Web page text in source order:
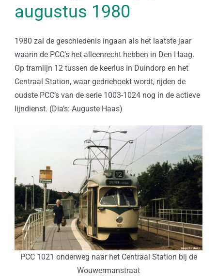
augustus 1980
1980 zal de geschiedenis ingaan als het laatste jaar
waarin de PCC’s het alleenrecht hebben in Den Haag.
Op tramlijn 12 tussen de keerlus in Duindorp en het
Centraal Station, waar gedriehoekt wordt, rijden de
oudste PCC’s van de serie 1003-1024 nog in de actieve
lijndienst. (Dia’s: Auguste Haas)
PCC 1021 onderweg naar het Centraal Station bij de
Wouwermanstraat